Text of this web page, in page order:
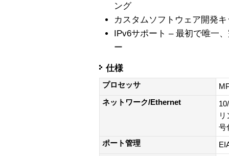
ング
カスタムソフトウェア開発キ
IPv6サポート – 最初で唯一
ー
仕様
プロセッサ
ネットワーク/Ethernet
号
ポート管理